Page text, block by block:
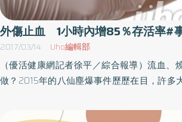
飽受疼痛折磨。（文章授權提供／健康醫療網）
分，預防熱傷害國康署再次呼籲家長及學童
員的泳池或水域，提防任何發生危險的可能
切孩子戲水活動的安全性，避免到重複發生
民眾從事戲水活動，防溺5招先學好保護自
您，戲水時要適時補充水分及避免於上午10
動，以預防熱傷害。
外傷止血 1小時內增85％存活率#
2017/03/14 Uho編輯部
（優活健康網記者徐平／綜合報導）流血、
做？2015年的八仙塵爆事件歷歷在目，許多
免外傷的第一步就是要記得了解外傷的處理